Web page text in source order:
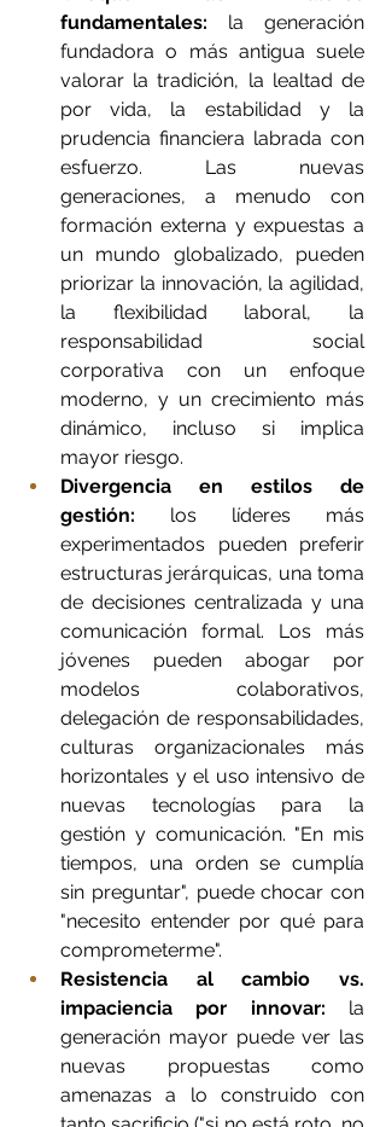
fundamentales: la generación
fundadora o más antigua suele
valorar la tradición, la lealtad de
por vida, la estabilidad y la
prudencia financiera labrada con
esfuerzo. Las nuevas
generaciones, a menudo con
formación externa y expuestas a
un mundo globalizado, pueden
priorizar la innovación, la agilidad,
la flexibilidad laboral, la
responsabilidad social
corporativa con un enfoque
moderno, y un crecimiento más
dinámico, incluso si implica
mayor riesgo.
Divergencia en estilos de
gestión: los líderes más
experimentados pueden preferir
estructuras jerárquicas, una toma
de decisiones centralizada y una
comunicación formal. Los más
jóvenes pueden abogar por
modelos colaborativos,
delegación de responsabilidades,
culturas organizacionales más
horizontales y el uso intensivo de
nuevas tecnologías para la
gestión y comunicación. "En mis
tiempos, una orden se cumplía
sin preguntar", puede chocar con
"necesito entender por qué para
comprometerme".
Resistencia al cambio vs.
impaciencia por innovar: la
generación mayor puede ver las
nuevas propuestas como
amenazas a lo construido con